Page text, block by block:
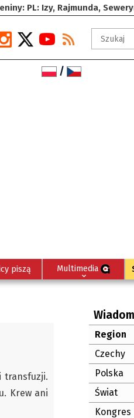
PL: Izy, Rajmunda,
/
piszą Multimedia
transfuzji.
Krew ani
Region
Czechy
Polska
Świat
Kongres